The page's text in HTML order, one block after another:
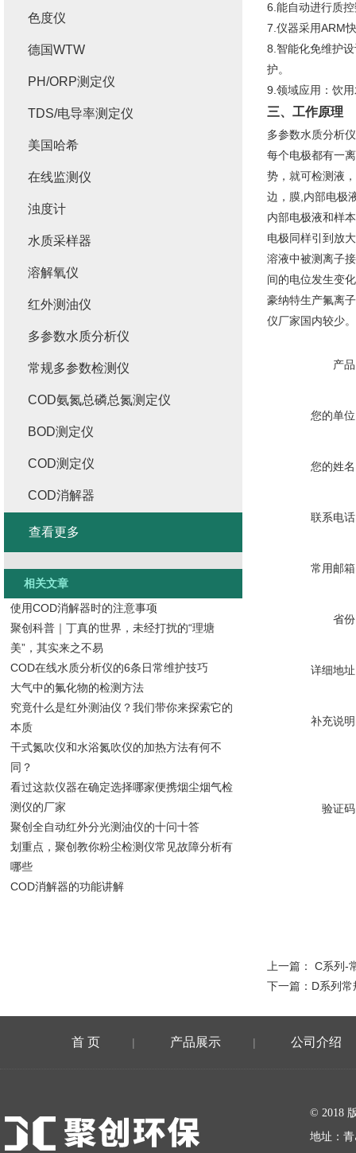
6.能自动进行质
7.仪器采用ARM
8.智能化免维护
护。
9.领域应用：饮
三、工作原理
多参数水质分析
每个电极都有一
势，就可检测液
边，膜,内部电极
内部电极液和样
电极同样引到放
溶液中被测离子
间的电位发生变
豪纳特生产氟离
仪厂家国内较少。
产
您的单
您的姓
联系电
常用邮
省
详细地
补充说
验证
上一篇： C系列-
下一篇： D系列
色度仪
德国WTW
PH/ORP测定仪
TDS/电导率测定仪
美国哈希
在线监测仪
浊度计
水质采样器
溶解氧仪
红外测油仪
多参数水质分析仪
常规多参数检测仪
COD氨氮总磷总氮测定仪
BOD测定仪
COD测定仪
COD消解器
查看更多
相关文章
使用COD消解器时的注意事项
聚创科普｜丁真的世界，未经打扰的“理塘
美”，其实来之不易
COD在线水质分析仪的6条日常维护技巧
大气中的氟化物的检测方法
究竟什么是红外测油仪？我们带你来探索它的
本质
干式氮吹仪和水浴氮吹仪的加热方法有何不
同？
看过这款仪器在确定选择哪家便携烟尘烟气检
测仪的厂家
聚创全自动红外分光测油仪的十问十答
划重点，聚创教你粉尘检测仪常见故障分析有
哪些
COD消解器的功能讲解
首 页 | 产品展示 | 公司介绍
© 2018
地址：